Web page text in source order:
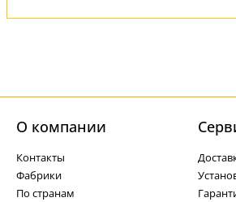
О компании
Контакты
Фабрики
По странам